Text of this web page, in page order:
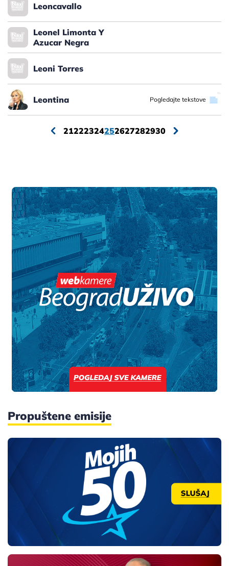
Leoncavallo
Leonel Limonta Y
Azucar Negra
Leoni Torres
Leontina Pogledajte tekstove
21222324252627282930
Propuštene emisije